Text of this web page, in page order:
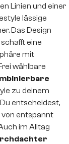
Linien und einer
lässige
Das Design
eine
mit
wählbare
zu deinem
entscheidest,
von entspannt
im Alltag